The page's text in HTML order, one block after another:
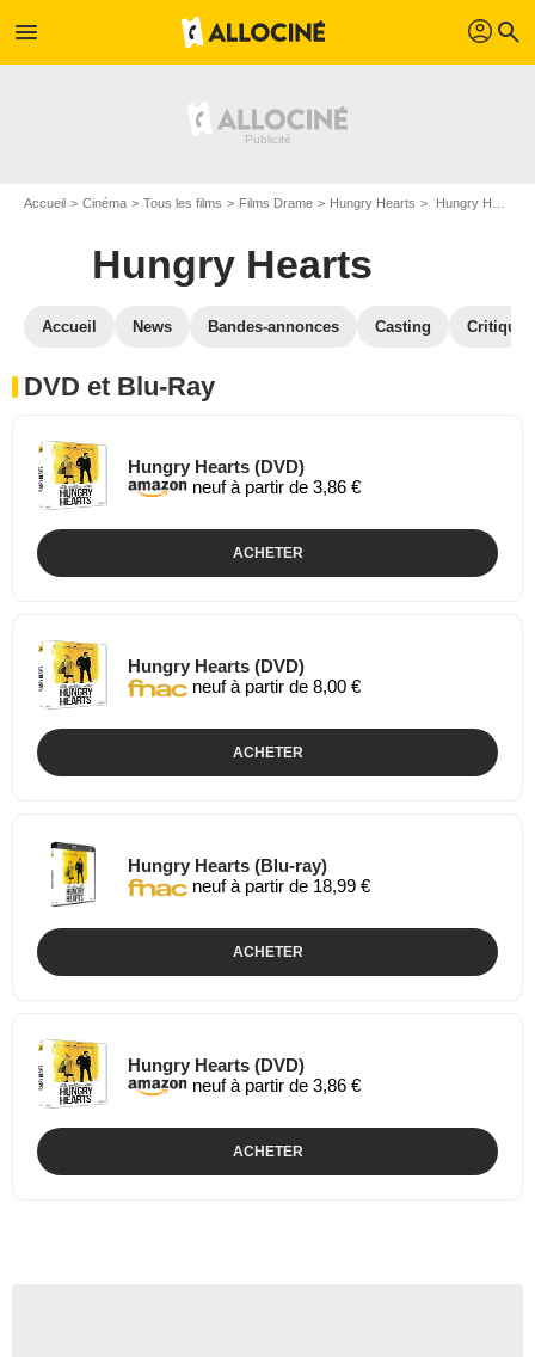
menu profil search
Accueil Cinéma Tous les films Films Drame Hungry Hearts Hungry Hearts en DVD Blu Ray
Hungry Hearts
Accueil News Bandes-annonces Casting
DVD et Blu-Ray
Hungry Hearts (DVD)
neuf à partir de 3,86 €
ACHETER
Hungry Hearts (DVD)
neuf à partir de 8,00 €
ACHETER
Hungry Hearts (Blu-ray)
neuf à partir de 18,99 €
ACHETER
Hungry Hearts (DVD)
neuf à partir de 3,86 €
ACHETER